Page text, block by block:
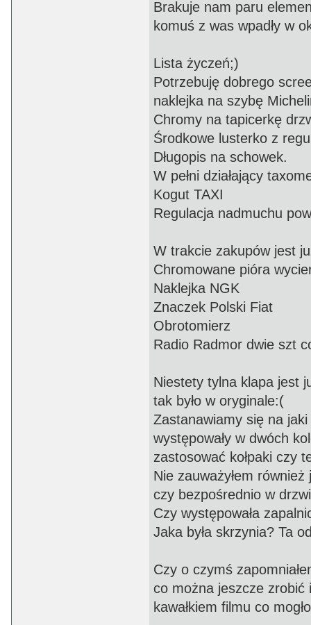
Brakuje nam paru
komuś z was wpadły w
Lista życzeń;)
Potrzebuję dobrego
naklejka na szybę
Chromy na tapicerkę
Środkowe lusterko z
Długopis na schowek.
W pełni działający
Kogut TAXI
Regulacja nadmuchu
W trakcie zakupów jest
Chromowane pióra
Naklejka NGK
Znaczek Polski Fiat
Obrotomierz
Radio Radmor dwie szt
Niestety tylna klapa jest
tak było w oryginale:(
Zastanawiamy się na
występowały w dwóch
zastosować kołpaki czy
Nie zauważyłem
czy bezpośrednio w
Czy występowała
Jaka była skrzynia? Ta
Czy o czymś
co można jeszcze zrobić
kawałkiem filmu co